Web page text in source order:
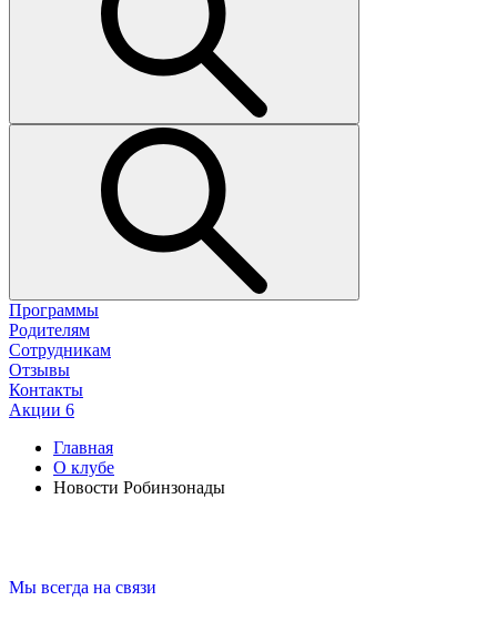
Программы
Родителям
Сотрудникам
Отзывы
Контакты
Акции 6
Главная
О клубе
Новости Робинзонады
Мы всегда на связи